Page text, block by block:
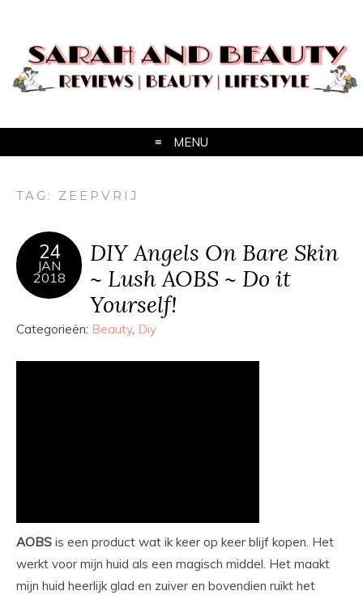
MENU
TAG: ZEEPVRIJ
24
JAN
2018
DIY Angels On Bare Skin
~ Lush AOBS ~ Do it
Yourself!
Categorieën: Beauty, Diy
AOBS is een product wat ik keer op keer blijf kopen. Het
werkt voor mijn huid als een magisch middel. Het maakt
mijn huid heerlijk glad en zuiver en bovendien ruikt het